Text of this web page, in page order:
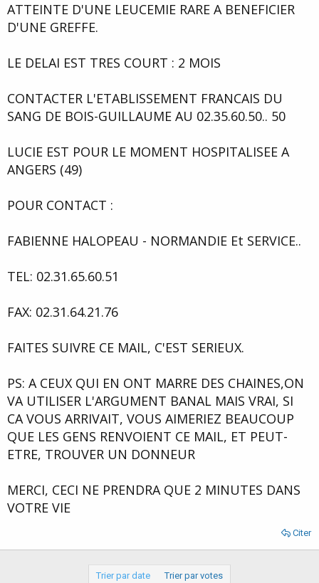
ATTEINTE D'UNE LEUCEMIE RARE A BENEFICIER
D'UNE GREFFE.
LE DELAI EST TRES COURT : 2 MOIS
CONTACTER L'ETABLISSEMENT FRANCAIS DU
SANG DE BOIS-GUILLAUME AU 02.35.60.50.. 50
LUCIE EST POUR LE MOMENT HOSPITALISEE A
ANGERS (49)
POUR CONTACT :
FABIENNE HALOPEAU - NORMANDIE Et SERVICE..
TEL: 02.31.65.60.51
FAX: 02.31.64.21.76
FAITES SUIVRE CE MAIL, C'EST SERIEUX.
PS: A CEUX QUI EN ONT MARRE DES CHAINES,ON
VA UTILISER L'ARGUMENT BANAL MAIS VRAI, SI
CA VOUS ARRIVAIT, VOUS AIMERIEZ BEAUCOUP
QUE LES GENS RENVOIENT CE MAIL, ET PEUT-
ETRE, TROUVER UN DONNEUR
MERCI, CECI NE PRENDRA QUE 2 MINUTES DANS
VOTRE VIE
Citer
Trier par date Trier par votes